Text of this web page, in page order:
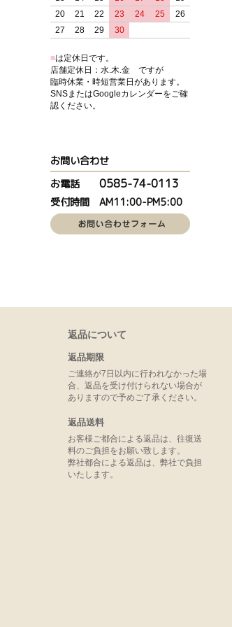
20
21 22 23 24 25
26
27
28 29 30
■は定休日です。
店舗定休日：水.木.金 ですが
臨時休業・時短営業日があります。
SNSまたはGoogleカレンダーをご確
認ください。
お問い合わせ
お電話 0585-74-0113
受付時間 AM11:00-PM5:00
返品について
返品期限
ご連絡が7日以内に行われなかった場
合、返品を受け付けられない場合が
ありますので予めご了承ください。
返品送料
お客様ご都合による返品は、往復送
料のご負担をお願い致します。
弊社都合による返品は、弊社で負担
いたします。